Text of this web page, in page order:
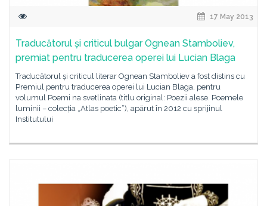
17 May 2013
Traducătorul și criticul bulgar Ognean Stamboliev,
premiat pentru traducerea operei lui Lucian Blaga
Traducătorul și criticul literar Ognean Stamboliev a fost distins cu
Premiul pentru traducerea operei lui Lucian Blaga, pentru
volumul Poemi na svetlinata (titlu original: Poezii alese. Poemele
luminii – colecția „Atlas poetic“), apărut în 2012 cu sprijinul
Institutului